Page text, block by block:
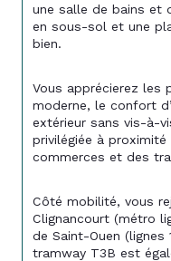
une salle de bains et
en sous-sol et une
bien.
Vous apprécierez les
moderne, le confort
extérieur sans vis-à-
privilégiée à
commerces et des
Côté mobilité, vous
Clignancourt (métro
de Saint-Ouen (lignes
tramway T3B est